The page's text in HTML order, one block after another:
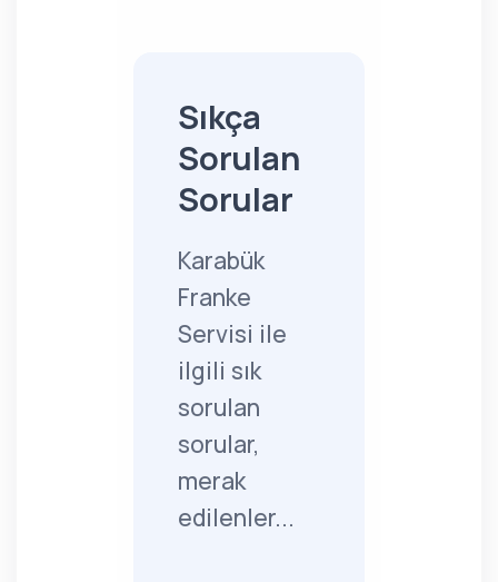
Sıkça
Sorulan
Sorular
Karabük
Franke
Servisi ile
ilgili sık
sorulan
sorular,
merak
edilenler...